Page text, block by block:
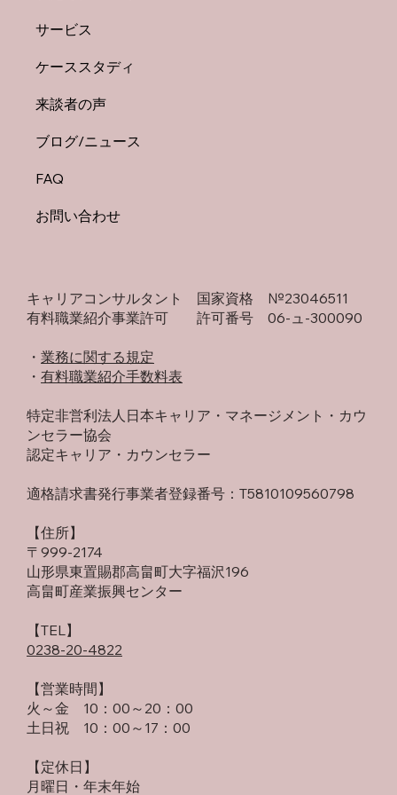
のヒント
サービス
ケーススタディ
来談者の声
ブログ/ニュース
FAQ
お問い合わせ
キャリアコンサルタント 国家資格 №23046511
有料職業紹介事業許可 許可番号 06-ュ-300090
・​ 業務に関する規定
​・ 有料職業紹介手数料表
特定非営利法人日本キャリア・マネージメント・カウ
ンセラー協会
認定キャリア・カウンセラー
適格請求書発行事業者登録番号：T5810109560798
【住所】
〒999-2174
山形県東置賜郡高畠町大字福沢196
高畠町産業振興センター
​【TEL】
0238-20-4822
【営業時間】
火～金 10：00～20：00
土日祝 10：00～17：00
【定休日】
月曜日・年末年始